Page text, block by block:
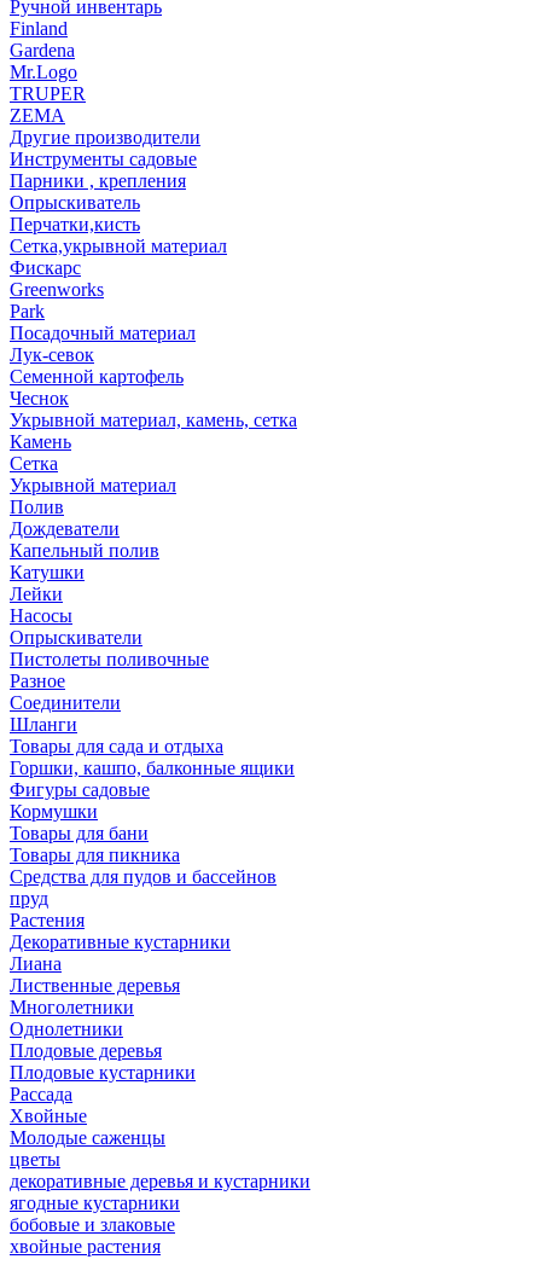
Ручной инвентарь
Finland
Gardena
Mr.Logo
TRUPER
ZEMA
Другие производители
Инструменты садовые
Парники , крепления
Опрыскиватель
Перчатки,кисть
Сетка,укрывной материал
Фискарс
Greenworks
Park
Посадочный материал
Лук-севок
Семенной картофель
Чеснок
Укрывной материал, камень, сетка
Камень
Сетка
Укрывной материал
Полив
Дождеватели
Капельный полив
Катушки
Лейки
Насосы
Опрыскиватели
Пистолеты поливочные
Разное
Соединители
Шланги
Товары для сада и отдыха
Горшки, кашпо, балконные ящики
Фигуры садовые
Кормушки
Товары для бани
Товары для пикника
Средства для пудов и бассейнов
пруд
Растения
Декоративные кустарники
Лиана
Лиственные деревья
Многолетники
Однолетники
Плодовые деревья
Плодовые кустарники
Рассада
Хвойные
Молодые саженцы
цветы
декоративные деревья и кустарники
ягодные кустарники
бобовые и злаковые
хвойные растения